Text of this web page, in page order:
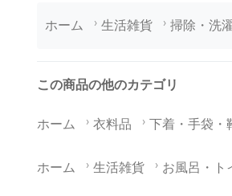
ホーム 生活雑貨 掃除・洗
この商品の他のカテゴリ
ホーム 衣料品 下着・手袋・
ホーム 生活雑貨 お風呂・ト